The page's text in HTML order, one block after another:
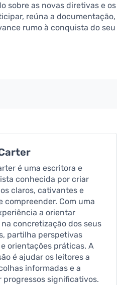
sobre as novas diretivas e os
reúna a documentação,
rumo à conquista do seu
é uma escritora e
conhecida por criar
claros, cativantes e
compreender. Com uma
a orientar
na concretização dos seus
partilha perspetivas
orientações práticas. A
é ajudar os leitores a
informadas e a
progressos significativos.